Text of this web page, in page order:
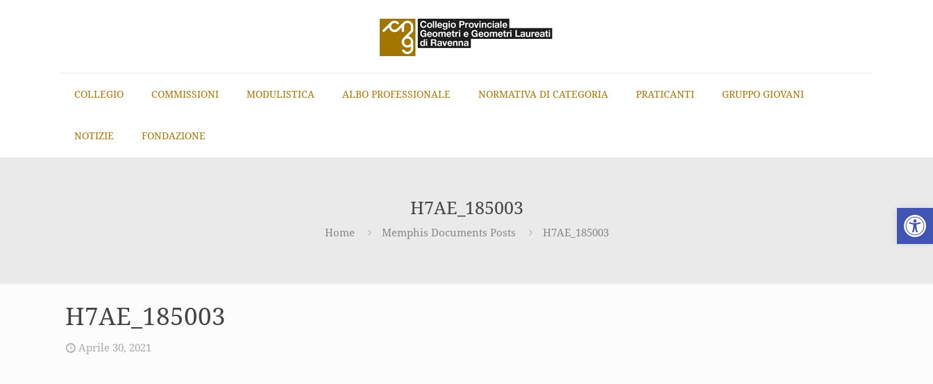
Apri
COLLEGIO COMMISSIONI MODULISTICA ALBO PROFESSIONALE NORMATIVA DI CATEGORIA PRATICANTI GRUPPO GIOVANI
NOTIZIE FONDAZIONE
H7AE_185003
Home Memphis Documents Posts H7AE_185003
H7AE_185003
Aprile 30, 2021